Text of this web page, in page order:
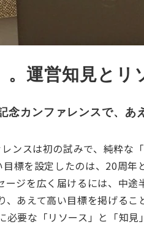
。運営知見と
カンファレンスで、あ
ンスは初の試みで、純粋な
標を設定したのは、20周
ージを広く届けるには、中
、あえて高い目標を掲げる
必要な「リソース」と「知